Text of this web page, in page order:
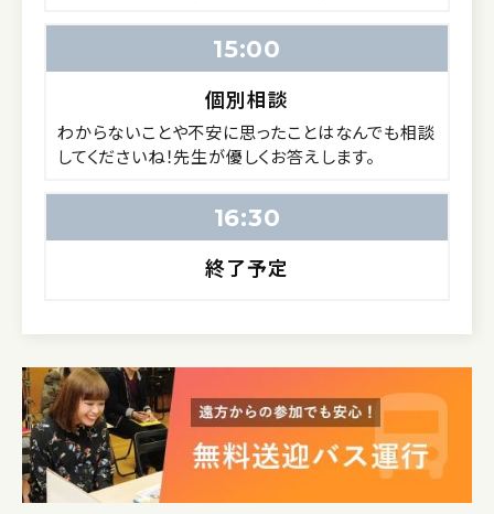
15:00
個別相談
わからないことや不安に思ったことはなんでも相談
してくださいね！先生が優しくお答えします。
16:30
終了予定